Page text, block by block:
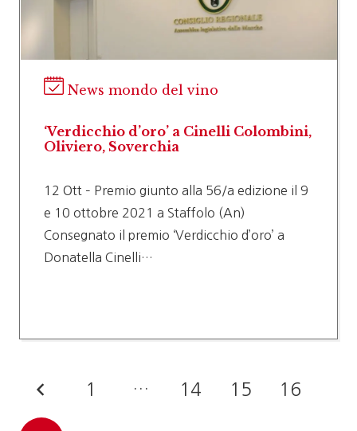
News mondo del vino
‘Verdicchio d’oro’ a Cinelli Colombini,
Oliviero, Soverchia
12 Ott – Premio giunto alla 56/a edizione il 9
e 10 ottobre 2021 a Staffolo (An)
Consegnato il premio ‘Verdicchio d’oro’ a
Donatella Cinelli…
1 … 14 15 16